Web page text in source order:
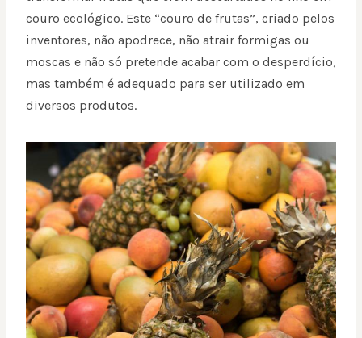
couro ecológico. Este “couro de frutas”, criado pelos
inventores, não apodrece, não atrair formigas ou
moscas e não só pretende acabar com o desperdício,
mas também é adequado para ser utilizado em
diversos produtos.